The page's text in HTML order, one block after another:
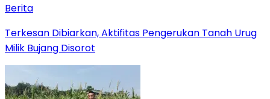
Berita
Terkesan Dibiarkan, Aktifitas Pengerukan Tanah Urug
Milik Bujang Disorot